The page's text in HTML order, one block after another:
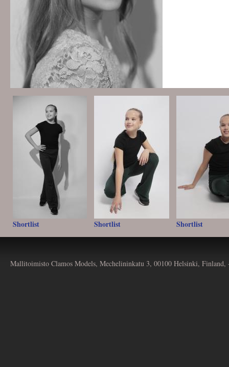
Shortlist Shortlist Shortlist
Mallitoimisto Clamos Models, Mechelininkatu 3, 00100 Helsinki,